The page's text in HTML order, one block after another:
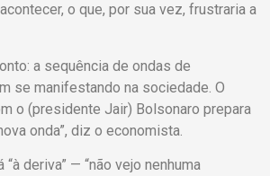
o que, por sua vez, frustraria a
a sequência de ondas de
se manifestando na sociedade. O
o (presidente Jair) Bolsonaro prepara
onda”, diz o economista.
deriva” — “não vejo nenhuma